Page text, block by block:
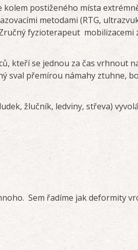
kolem postiženého místa
metodami (RTG,
fyzioterapeut mobilizacemi
kteří se jednou za čas vrhnout
sval přemírou námahy ztuhne,
žlučník, ledviny, střeva)
Sem řadíme jak deformity